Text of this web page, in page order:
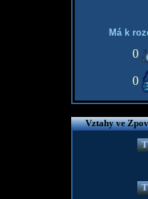
Má k
0
0
Vztahy ve